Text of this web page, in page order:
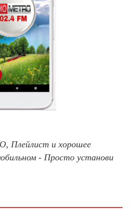
Плейлист и хорошее
- Просто установи